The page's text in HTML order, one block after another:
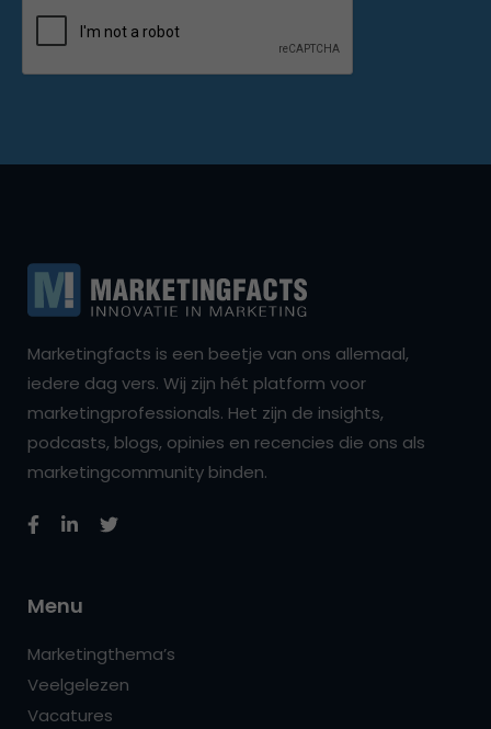
Marketingfacts is een beetje van ons allemaal,
iedere dag vers. Wij zijn hét platform voor
marketingprofessionals. Het zijn de insights,
podcasts, blogs, opinies en recencies die ons als
marketingcommunity binden.
Menu
Marketingthema’s
Veelgelezen
Vacatures